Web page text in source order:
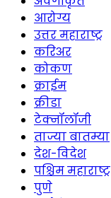
आरोग्य
उत्तर महाराष्ट्र
करिअर
कोकण
क्राईम
क्रीडा
टेक्नॉलॉजी
ताज्या बातम्या
देश-विदेश
पश्चिम महाराष्ट्र
पुणे